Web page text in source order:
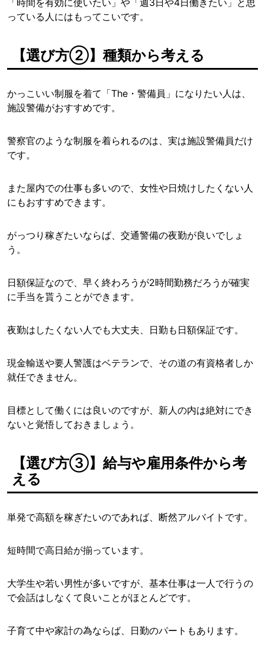
「時間を有効に使いたい」や「週3日や4日働きたい」と思
っている人にはもってこいです。
【選び方②】種類から考える
かっこいい制服を着て「The・警備員」になりたい人は、
施設警備がおすすめです。
警察官のような制服を着られるのは、実は施設警備員だけ
です。
また屋内での仕事も多いので、女性や日焼けしたくない人
にもおすすめできます。
がっつり稼ぎたいならば、交通警備の夜勤が良いでしょ
う。
日額保証なので、早く終わろうが2時間勤務だろうが確実
に手当を貰うことができます。
夜勤はしたくない人でも大丈夫、日勤も日額保証です。
現金輸送や要人警護はベテランで、その道の有資格者しか
就任できません。
目標として働くには良いのですが、新人の内は絶対にでき
ないと覚悟しておきましょう。
【選び方③】給与や雇用条件から考
える
単発で高額を稼ぎたいのであれば、断然アルバイトです。
短時間で高日給が揃っています。
大学生や若い男性が多いですが、基本仕事は一人で行うの
で会話はしなくて良いことがほとんどです。
子育て中や家計の為ならば、日勤のパートもあります。